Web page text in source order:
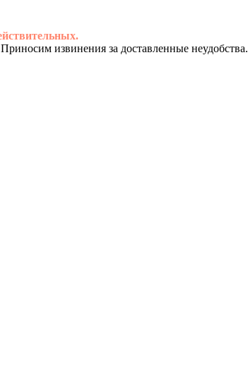
извинения за доставленные неудобства.